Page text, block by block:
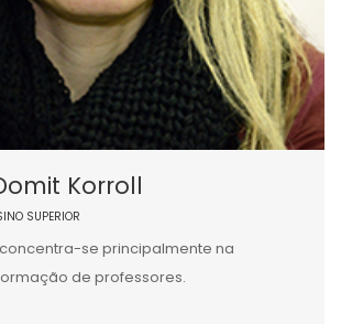
Korroll
SUPERIOR
se principalmente na
de professores.